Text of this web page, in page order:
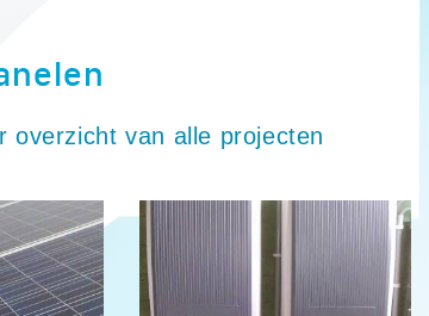
overzicht van alle projecten